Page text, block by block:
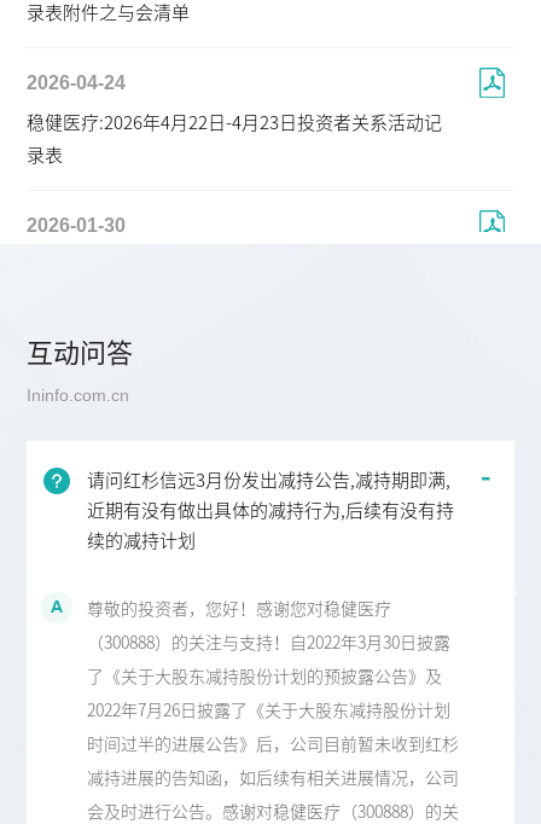
录表附件之与会清单
2026-04-24
稳健医疗:2026年4月22日-4月23日投资者关系活动记
录表
2026-01-30
互动问答
Ininfo.com.cn
请问红杉信远3月份发出减持公告,减持期即满,
近期有没有做出具体的减持行为,后续有没有持
续的减持计划
尊敬的投资者，您好！感谢您对稳健医疗
（300888）的关注与支持！自2022年3月30日披露
了《关于大股东减持股份计划的预披露公告》及
2022年7月26日披露了《关于大股东减持股份计划
时间过半的进展公告》后，公司目前暂未收到红杉
减持进展的告知函，如后续有相关进展情况，公司
会及时进行公告。感谢对稳健医疗（300888）的关